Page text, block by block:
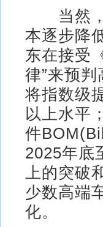
当然，
本逐步降
东在接受
律”来预
将指数级
以上水平
件
2025年底
上的突破
少数高端
化。